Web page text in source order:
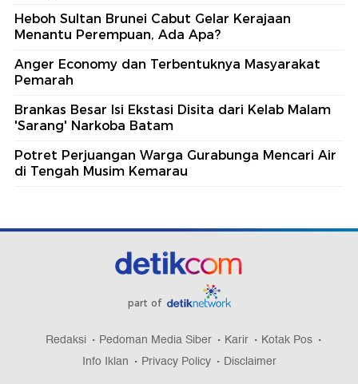
Heboh Sultan Brunei Cabut Gelar Kerajaan
Menantu Perempuan, Ada Apa?
Anger Economy dan Terbentuknya Masyarakat
Pemarah
Brankas Besar Isi Ekstasi Disita dari Kelab Malam
'Sarang' Narkoba Batam
Potret Perjuangan Warga Gurabunga Mencari Air
di Tengah Musim Kemarau
part of
Redaksi Pedoman Media Siber Karir
Kotak Pos
Info Iklan
Privacy Policy Disclaimer